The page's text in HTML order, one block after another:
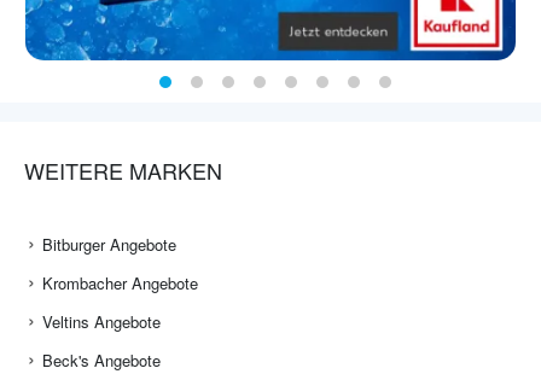
WEITERE MARKEN
Bitburger Angebote
Krombacher Angebote
Veltins Angebote
Beck's Angebote